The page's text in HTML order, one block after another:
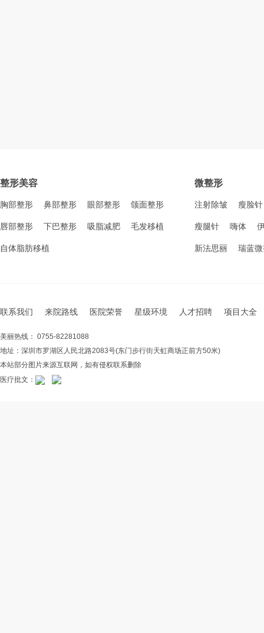
整形美容
胸部整形 鼻部整形 眼部整形 颌面整形
唇部整形 下巴整形 吸脂减肥 毛发移植
自体脂肪移植
微整形
注射除皱 瘦脸针
瘦腿针 嗨体
新法思丽 瑞蓝
联系我们 来院路线 医院荣誉 星级环境 人才招聘 项目大全
美丽热线： 0755-82281088
地址：深圳市罗湖区人民北路2083号(东门步行街天虹商场正前方50米)
本站部分图片来源互联网，如有侵权联系删除
医疗批文：